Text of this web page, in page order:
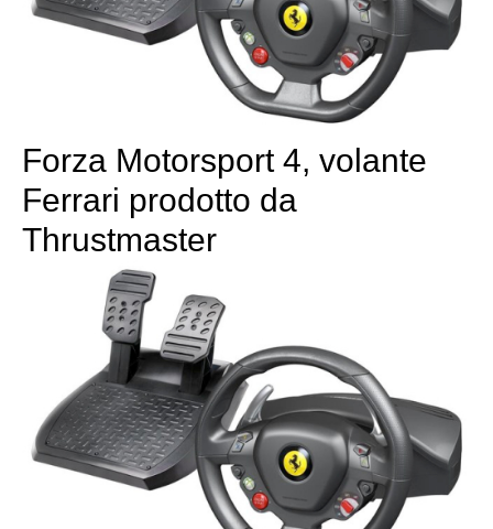
Forza Motorsport 4, volante
Ferrari prodotto da
Thrustmaster